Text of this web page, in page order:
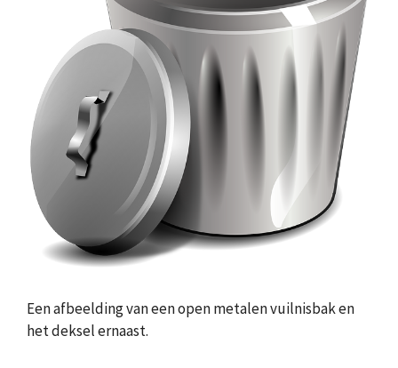
Een afbeelding van een open metalen vuilnisbak en
het deksel ernaast.